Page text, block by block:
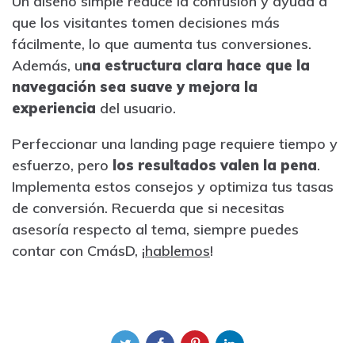
que los visitantes tomen decisiones más
fácilmente, lo que aumenta tus conversiones.
Además, una estructura clara hace que la
navegación sea suave y mejora la
experiencia del usuario.
Perfeccionar una landing page requiere tiempo y
esfuerzo, pero los resultados valen la pena.
Implementa estos consejos y optimiza tus tasas
de conversión. Recuerda que si necesitas
asesoría respecto al tema, siempre puedes
contar con CmásD, ¡hablemos!